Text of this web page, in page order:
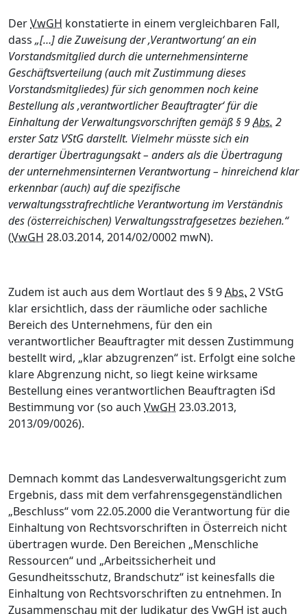
DerVwGH konstatierte in einem vergleichbaren Fall,
dass „[…] die Zuweisung der ‚Verantwortung‘ an ein
Vorstandsmitglied durch die unternehmensinterne
Geschäftsverteilung (auch mit Zustimmung dieses
Vorstandsmitgliedes) für sich genommen noch keine
Bestellung als ‚verantwortlicher Beauftragter‘ für die
Einhaltung der Verwaltungsvorschriften gemäß § 9Abs. 2
erster Satz VStG darstellt. Vielmehr müsste sich ein
derartiger Übertragungsakt – anders als die Übertragung
der unternehmensinternen Verantwortung – hinreichend klar
erkennbar (auch) auf die spezifische
verwaltungsstrafrechtliche Verantwortung im Verständnis
des (österreichischen) Verwaltungsstrafgesetzes beziehen.“
(VwGH 28.03.2014, 2014/02/0002 mwN).
Zudem ist auch aus dem Wortlaut des § 9Abs. 2 VStG
klar ersichtlich, dass der räumliche oder sachliche
Bereich des Unternehmens, für den ein
verantwortlicher Beauftragter mit dessen Zustimmung
bestellt wird, „klar abzugrenzen“ ist. Erfolgt eine solche
klare Abgrenzung nicht, so liegt keine wirksame
Bestellung eines verantwortlichen Beauftragten iSd
Bestimmung vor (so auch VwGH 23.03.2013,
2013/09/0026).
Demnach kommt das Landesverwaltungsgericht zum
Ergebnis, dass mit dem verfahrensgegenständlichen
„Beschluss“ vom 22.05.2000 die Verantwortung für die
Einhaltung von Rechtsvorschriften in Österreich nicht
übertragen wurde. Den Bereichen „Menschliche
Ressourcen“ und „Arbeitssicherheit und
Gesundheitsschutz, Brandschutz“ ist keinesfalls die
Einhaltung von Rechtsvorschriften zu entnehmen. In
Zusammenschau mit der Judikatur des VwGH ist auch